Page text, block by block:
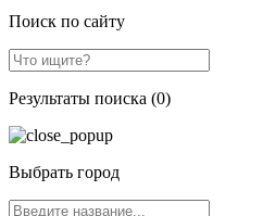
Поиск по сайту
Результаты поиска (0)
Выбрать город